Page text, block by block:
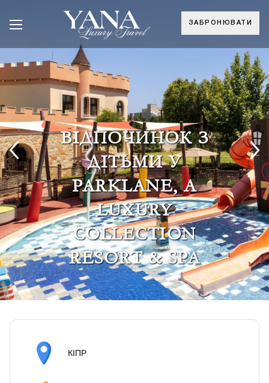
ЗАБРОНЮВАТИ
ВІДПОЧИНОК З
ДІТЬМИ У
PARKLANE, A
LUXURY
COLLECTION
RESORT & SPA
КІПР